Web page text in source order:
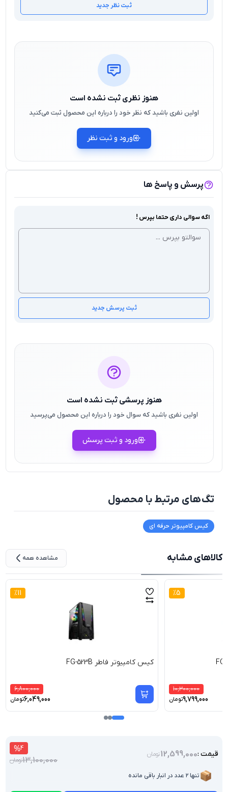
ثبت نظر جدید
هنوز نظری ثبت نشده است
اولین نفری باشید که نظر خود را درباره این محصول ثبت می‌کنید
ورود و ثبت نظر
پرسش و پاسخ ها
اگه سوالی داری حتما بپرس !
ثبت پرسش جدید
هنوز پرسشی ثبت نشده است
اولین نفری باشید که سوال خود را درباره این محصول می‌پرسید
ورود و ثبت پرسش
تگ‌های مرتبط با محصول
کیس کامپیوتر حرفه ای
کالاهای مشابه مشاهده همه
11
%
کیس کامپیوتر فاطر FG-523B
6,800,000
6,049,000تومان
5
%
10,300,000
9,799,000تومان
13,100,000تومان
4
%
قیمت :12,599,000تومان
📦تنها ۲ عدد در انبار باقی مانده